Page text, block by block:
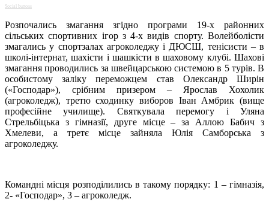
Social buttons
Розпочались змагання згідно програми 19-х районних
сільських спортивних ігор з 4-х видів спорту. Волейболісти
змагались у спортзалах агроколеджу і ДЮСШ, тенісисти – в
школі-інтернат, шахісти і шашкісти в шаховому клубі. Шахові
змагання проводились за швейцарською системою в 5 турів. В
особистому заліку переможцем став Олександр Ширін
(«Господар»), срібним призером – Ярослав Хохолик
(агроколедж), третю сходинку виборов Іван Амбрик (вище
професійне училище). Святкувала перемогу і Уляна
Стрельбіцька з гімназії, друге місце – за Аллою Бабич з
Хмелеви, а третє місце зайняла Юлія Самборська з
агроколеджу.
Командні місця розподілились в такому порядку: 1 – гімназія,
2- «Господар», 3 – агроколедж.